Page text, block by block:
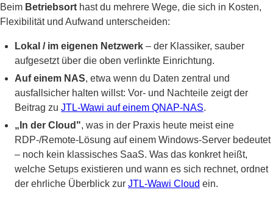
Beim Betriebsort hast du mehrere Wege, die sich in Kosten,
Flexibilität und Aufwand unterscheiden:
Lokal / im eigenen Netzwerk – der Klassiker, sauber
aufgesetzt über die oben verlinkte Einrichtung.
Auf einem NAS, etwa wenn du Daten zentral und
ausfallsicher halten willst: Vor- und Nachteile zeigt der
Beitrag zu JTL-Wawi auf einem QNAP-NAS.
„In der Cloud", was in der Praxis heute meist eine
RDP-/Remote-Lösung auf einem Windows-Server bedeutet
– noch kein klassisches SaaS. Was das konkret heißt,
welche Setups existieren und wann es sich rechnet, ordnet
der ehrliche Überblick zur JTL-Wawi Cloud ein.